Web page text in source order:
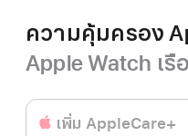
ความคุ้มครอง
Apple Watch เ
เพิ่ม AppleCare+